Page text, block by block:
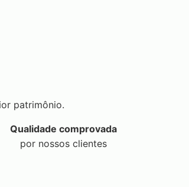
patrimônio.
Qualidade comprovada
por nossos clientes